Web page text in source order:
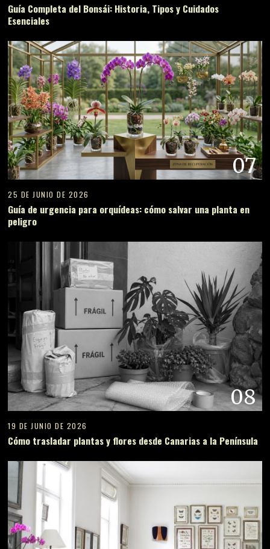
Guía Completa del Bonsái: Historia, Tipos y Cuidados
Esenciales
07
25 DE JUNIO DE 2026
Guía de urgencia para orquídeas: cómo salvar una planta en
peligro
08
19 DE JUNIO DE 2026
Cómo trasladar plantas y flores desde Canarias a la Península